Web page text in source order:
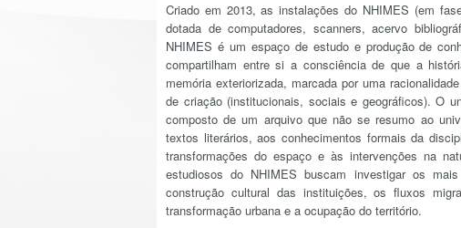
Criado em 2013, as instalações do NHIMES (em
dotada de computadores, scanners, acervo
NHIMES é um espaço de estudo e produção de
compartilham entre si a consciência de que a
memória exteriorizada, marcada por uma
de criação (institucionais, sociais e geográficos). O
composto de um arquivo que não se resumo ao
textos literários, aos conhecimentos formais da
transformações do espaço e às intervenções na
estudiosos do NHIMES buscam investigar os
construção cultural das instituições, os fluxos
transformação urbana e a ocupação do território.